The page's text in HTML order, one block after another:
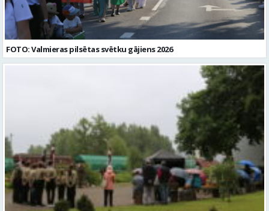
FOTO: Valmieras pilsētas svētku gājiens 2026